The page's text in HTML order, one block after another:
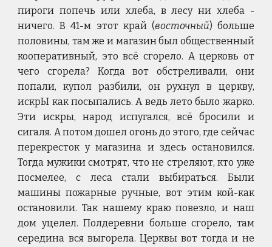
пироги попечь или хлеба, в лесу ни хлеба -
ничего. В 41-м этот край (восточный) больше
половины, там же и магазин был общественный
кооперативный, это всё сгорело. А церковь от
чего сгорела? Когда вот обстреливали, они
попали, купол разбили, он рухнул в церкву,
искрЫ как посыпались. А ведь лето было жарко.
Эти искры, народ испугался, всё бросили и
сигаля. А потом дошел огонь до этого, где сейчас
перекресток у магазина и здесь остановился.
Тогда мужики смотрят, что не стреляют, кто уже
посмелее, с леса стали выбираться. Были
машины пожарные ручные, вот этим кой-как
остановили. Так нашему краю повезло, и наш
дом уцелел. Полдеревни больше сгорело, там
середина вся выгорела. Церквы вот тогда и не